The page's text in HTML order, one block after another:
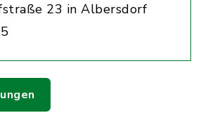
23 in Albersdorf